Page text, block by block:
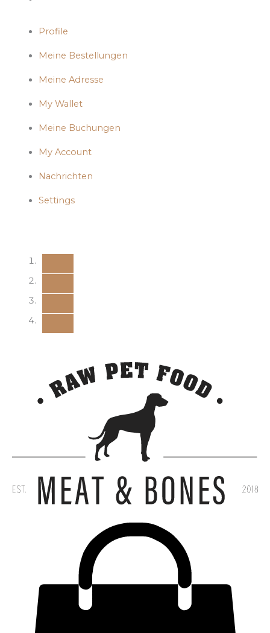
Profile
Meine Bestellungen
Meine Adresse
My Wallet
Meine Buchungen
My Account
Nachrichten
Settings